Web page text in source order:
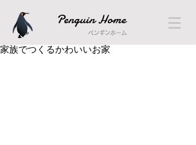
Penguin Home
ペンギンホーム
家族でつくるかわいいお家